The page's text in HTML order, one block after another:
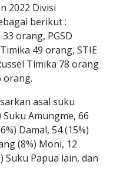
2022 Divisi
berikut :
orang, PGSD
49 orang, STIE
Timika 78 orang
orang.
asal suku
Amungme, 66
Damal, 54 (15%)
(8%) Moni, 12
Suku Papua lain, dan